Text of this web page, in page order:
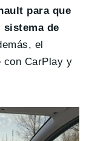
para que
de
el
con CarPlay y